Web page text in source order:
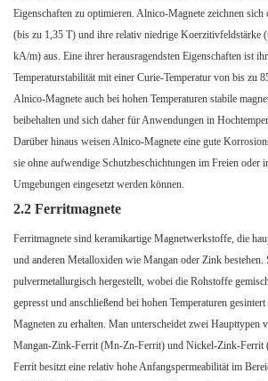
Eigenschaften zu optimieren. Alnico-Magnete zeichnen sich
(bis zu 1,35 T) und ihre relativ niedrige Koerzitivfeldstärke
kA/m) aus. Eine ihrer herausragendsten Eigenschaften ist
Temperaturstabilität mit einer Curie-Temperatur von bis zu
Alnico-Magnete auch bei hohen Temperaturen stabile
beibehalten und sich daher für Anwendungen in
Darüber hinaus weisen Alnico-Magnete eine gute
sie ohne aufwendige Schutzbeschichtungen im Freien oder
Umgebungen eingesetzt werden können.
2.2 Ferritmagnete
Ferritmagnete sind keramikartige Magnetwerkstoffe, die
und anderen Metalloxiden wie Mangan oder Zink bestehen.
pulvermetallurgisch hergestellt, wobei die Rohstoffe
gepresst und anschließend bei hohen Temperaturen
Magneten zu erhalten. Man unterscheidet zwei Haupttypen
Mangan-Zink-Ferrit (Mn-Zn-Ferrit) und Nickel-Zink-
Ferrit besitzt eine relativ hohe Anfangspermeabilität im